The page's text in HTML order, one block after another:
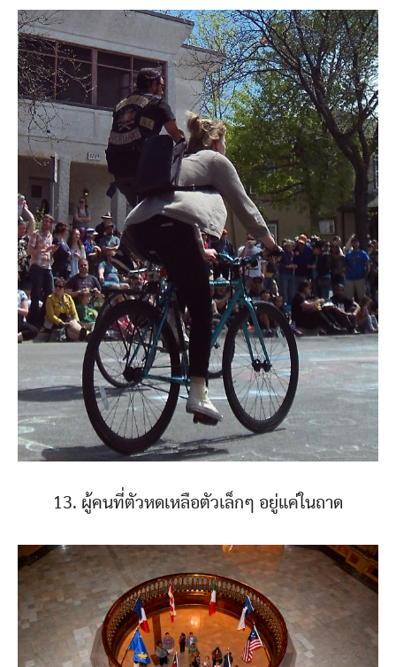
13. ผู้คนที่ตัวหดเหลือตัวเล็กๆ อยู่แค่ในถาด